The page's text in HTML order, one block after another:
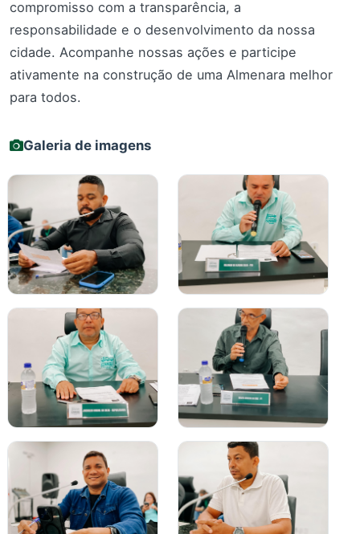
compromisso com a transparência, a
responsabilidade e o desenvolvimento da nossa
cidade. Acompanhe nossas ações e participe
ativamente na construção de uma Almenara melhor
para todos.
Galeria de imagens